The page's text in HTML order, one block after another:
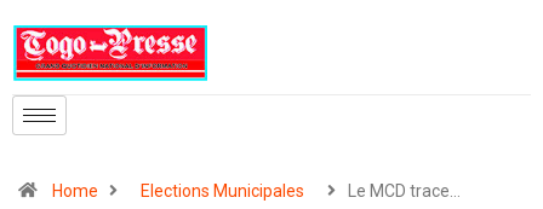
Home Elections Municipales Le MCD trace…